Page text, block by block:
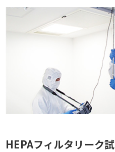
HEPAフィルタリーク